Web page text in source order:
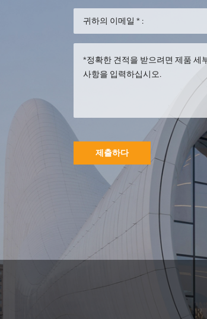
트 바다 고래 삽화
주문 금속 스테인
리스 동물성 금속
금속 둥근 건물 조
각 정원 조경 조각
예술 설치
제출하다